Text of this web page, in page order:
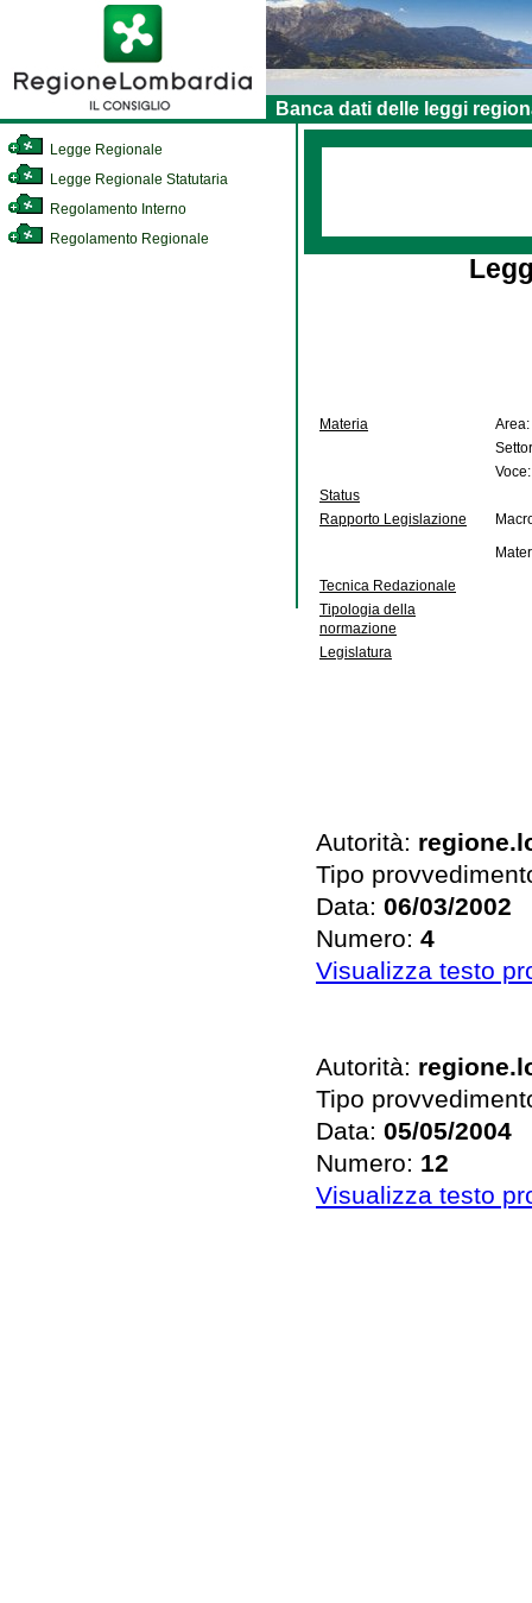
Banca dati delle leggi
Legge Regionale
Legge Regionale Statutaria
Regolamento Interno
Regolamento Regionale
Materia
Area:
Voce:
Status
Rapporto Legislazione
Tecnica Redazionale
Tipologia della
normazione
Legislatura
Autorità:
Tipo
Data: 06/03/2002
Numero: 4
Visualizza testo
Autorità:
Tipo
Data: 05/05/2004
Numero: 12
Visualizza testo